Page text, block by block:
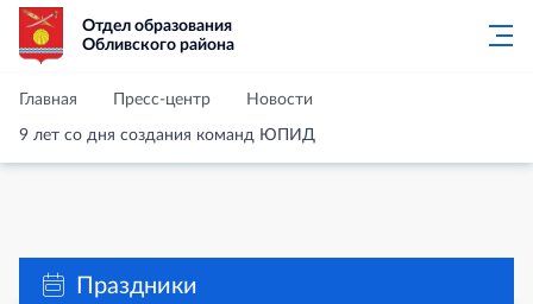
Отдел образования
Обливского района
Главная Пресс-центр Новости
9 лет со дня создания команд ЮПИД
Праздники